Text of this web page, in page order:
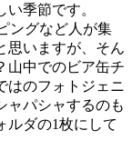
季節です。
ングなど人が集
思いますが、そん
山中でのビア缶チ
はのフォトジェニ
ャパシャするのも
ルダの1枚にして